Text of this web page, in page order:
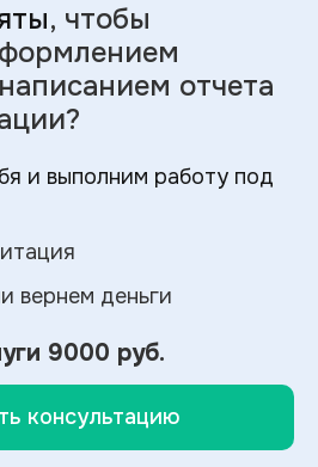
, чтобы
написанием отчета
и выполним работу под
вернем деньги
9000 руб.
консультацию